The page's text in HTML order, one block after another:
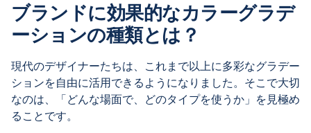
ブランドに効果的なカラーグラデ
ーションの種類とは？
現代のデザイナーたちは、これまで以上に多彩なグラデー
ションを自由に活用できるようになりました。そこで大切
なのは、「どんな場面で、どのタイプを使うか」を見極め
ることです。